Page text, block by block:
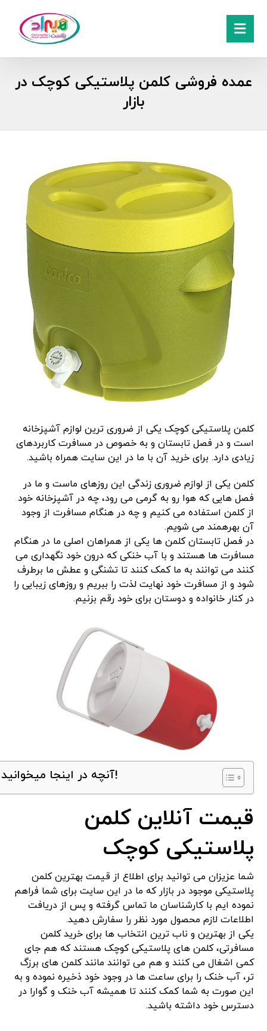
عمده فروشی کلمن پلاستیکی کوچک در
بازار
کلمن پلاستیکی کوچک یکی از ضروری ترین لوازم آشپزخانه
است و در فصل تابستان و به خصوص در مسافرت کاربردهای
زیادی دارد. برای خرید آن با ما در این سایت همراه باشید.
کلمن یکی از لوازم ضروری زندگی این روزهای ماست و ما در
فصل هایی که هوا رو به گرمی می رود، چه در آشپزخانه خود
از کلمن استفاده می کنیم و چه در هنگام مسافرت از وجود
آن بهرهمند می شویم.
در فصل تابستان کلمن ها یکی از همراهان اصلی ما در هنگام
مسافرت ها هستند و با آب خنکی که درون خود نگهداری می
کنند می توانند به ما کمک کنند تا تشنگی و عطش ما برطرف
شود و از مسافرت خود نهایت لذت را ببریم و روزهای زیبایی را
در کنار خانواده و دوستان برای خود رقم بزنیم.
آنچه در اینجا میخوانید!
قیمت آنلاین کلمن
پلاستیکی کوچک
شما عزیزان می توانید برای اطلاع از قیمت بهترین کلمن
پلاستیکی موجود در بازار که ما در این سایت برای شما فراهم
نموده ایم با کارشناسان ما تماس گرفته و پس از دریافت
اطلاعات لازم محصول مورد نظر را سفارش دهید.
یکی از بهترین و ناب ترین انتخاب ها برای خرید کلمن
مسافرتی، کلمن های پلاستیکی کوچک هستند که هم جای
کمی اشغال می کنند و هم می توانند مانند کلمن های برزگ
تر، آب خنک را برای ساعت ها در وجود خود ذخیره نموده و به
این صورت به شما کمک کنند تا همیشه آب خنک و گوارا در
دسترس خود داشته باشید.